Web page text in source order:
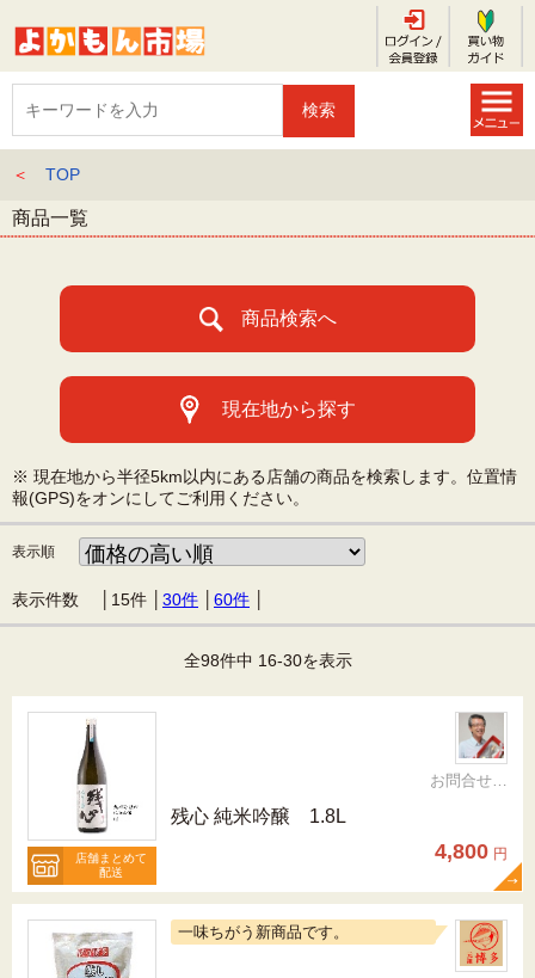
＜ TOP
商品一覧
商品検索へ
現在地から探す
※ 現在地から半径5km以内にある店舗の商品を検索します。位置情
報(GPS)をオンにしてご利用ください。
表示順
表示件数 │ 15件 30件 60件
全98件中 16-30を表示
店舗まとめて
配送
お問合せ先092-321-1597
残心 純米吟醸 1.8L
4,800 円
一味ちがう新商品です。